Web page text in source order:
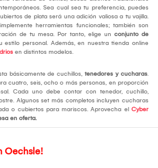
Sea cual sea tu preferencia, puedes
de plata será una adición valiosa a tu vajilla.
herramientas funcionales; también son
de tu mesa. Por tanto, elige un conjunto de
personal. Además, en nuestra tienda online
en distintos modelos.
básicamente de cuchillos, tenedores y cucharas.
cuatro, seis, ocho o más personas, en proporción
Cada uno debe contar con tenedor, cuchillo,
Algunos set más completos incluyen cucharas
o cubiertos para mariscos. Aprovecha el Cyber
en oferta.
Oechsle!